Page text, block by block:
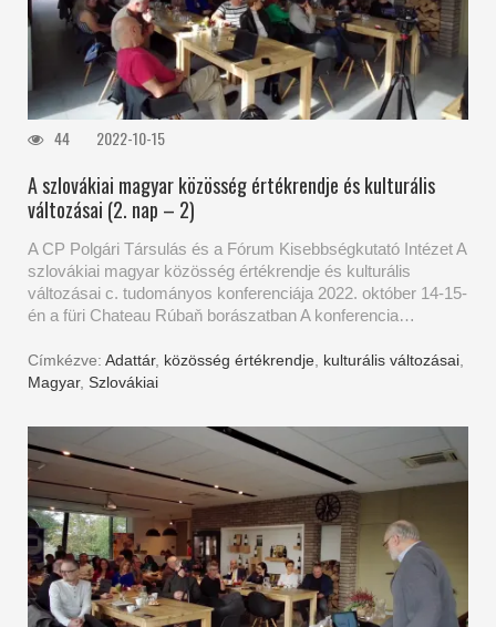
44 2022-10-15
A szlovákiai magyar közösség értékrendje és kulturális
változásai (2. nap – 2)
A CP Polgári Társulás és a Fórum Kisebbségkutató Intézet A
szlovákiai magyar közösség értékrendje és kulturális
változásai c. tudományos konferenciája 2022. október 14-15-
én a füri Chateau Rúbaň borászatban A konferencia…
Címkézve: Adattár, közösség értékrendje kulturális változásai
Magyar, Szlovákiai